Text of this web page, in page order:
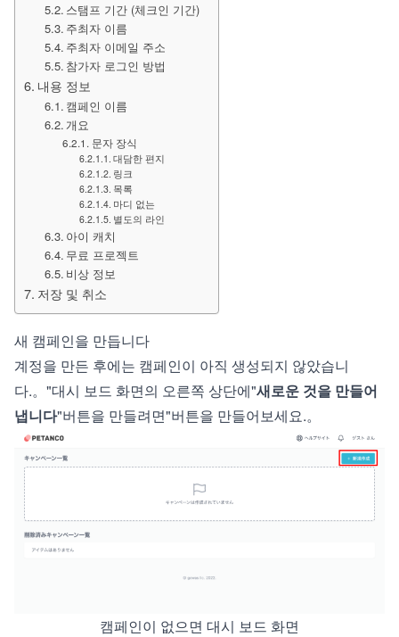
스탬프 기간 (체크인 기간)
주최자 이름
주최자 이메일 주소
참가자 로그인 방법
내용 정보
캠페인 이름
개요
문자 장식
대담한 편지
링크
목록
마디 없는
별도의 라인
아이 캐치
무료 프로젝트
비상 정보
저장 및 취소
새 캠페인을 만듭니다
계정을 만든 후에는 캠페인이 아직 생성되지 않았습니
다.。"대시 보드 화면의 오른쪽 상단에"새로운 것을 만들어
냅니다"버튼을 만들려면"버튼을 만들어보세요.。
캠페인이 없으면 대시 보드 화면